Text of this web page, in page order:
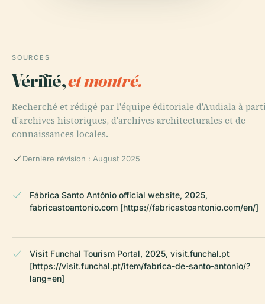
SOURCES
Vérifié,et montré.
Recherché et rédigé par l'équipe éditoriale d'Audiala à
d'archives historiques, d'archives architecturales et de
connaissances locales.
Dernière révision : August 2025
Fábrica Santo António official website, 2025,
fabricastoantonio.com [https://fabricastoantonio.com/en/]
Visit Funchal Tourism Portal, 2025, visit.funchal.pt
[https://visit.funchal.pt/item/fabrica-de-santo-antonio/?
lang=en]